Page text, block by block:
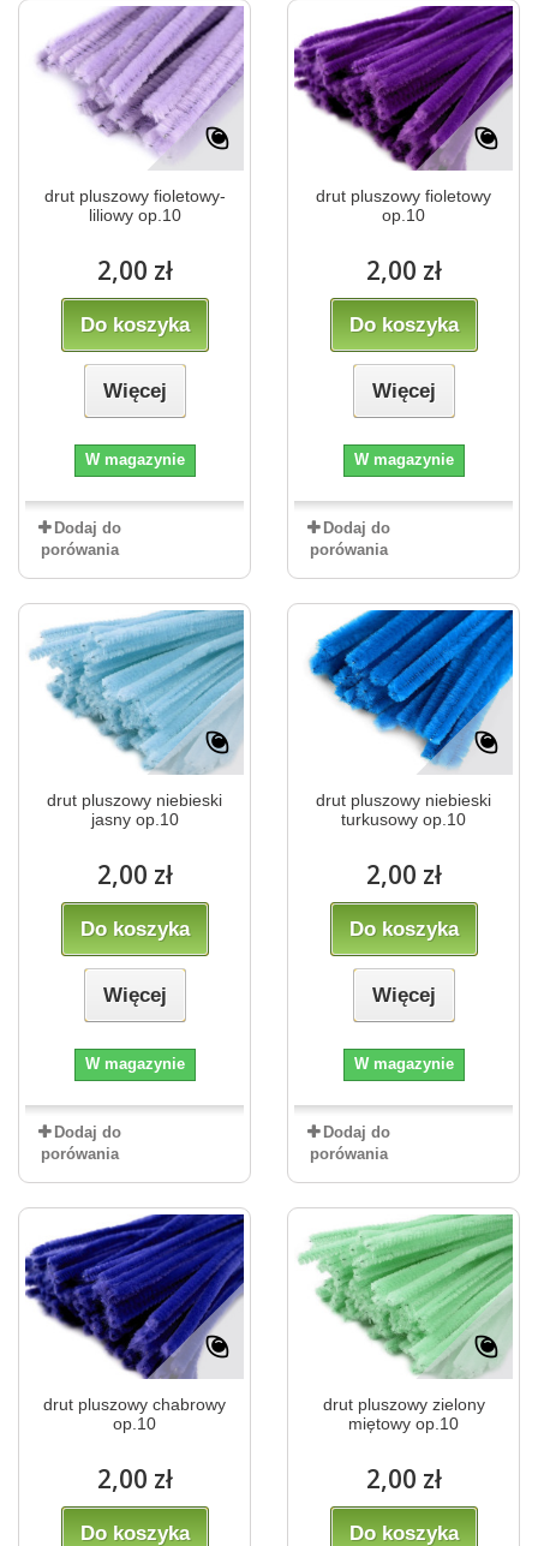
drut pluszowy fioletowy-
liliowy op.10
2,00 zł
Do koszyka
Więcej
W magazynie
Dodaj do
porówania
drut pluszowy fioletowy
op.10
2,00 zł
Do koszyka
Więcej
W magazynie
Dodaj do
porówania
drut pluszowy niebieski
jasny op.10
2,00 zł
Do koszyka
Więcej
W magazynie
Dodaj do
porówania
drut pluszowy niebieski
turkusowy op.10
2,00 zł
Do koszyka
Więcej
W magazynie
Dodaj do
porówania
drut pluszowy chabrowy
op.10
2,00 zł
Do koszyka
drut pluszowy zielony
miętowy op.10
2,00 zł
Do koszyka